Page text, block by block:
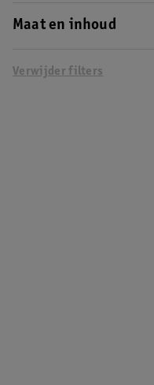
Maat en inhoud
Verwijder filters